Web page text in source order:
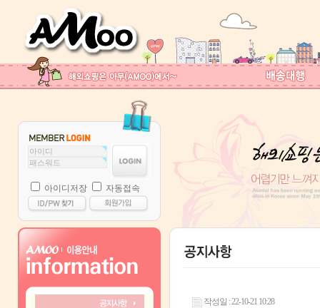
아이디저장 자동접속
작성일 : 22-10-21 10:28